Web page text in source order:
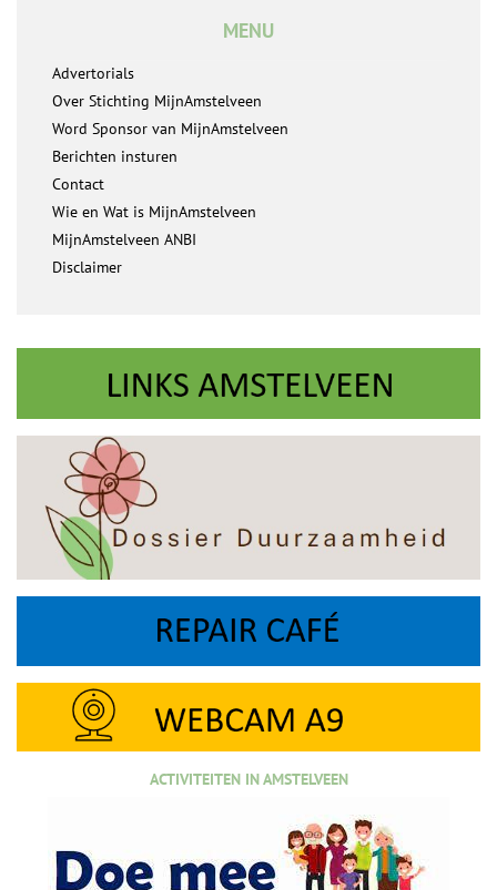
MENU
Advertorials
Over Stichting MijnAmstelveen
Word Sponsor van MijnAmstelveen
Berichten insturen
Contact
Wie en Wat is MijnAmstelveen
MijnAmstelveen ANBI
Disclaimer
ACTIVITEITEN IN AMSTELVEEN